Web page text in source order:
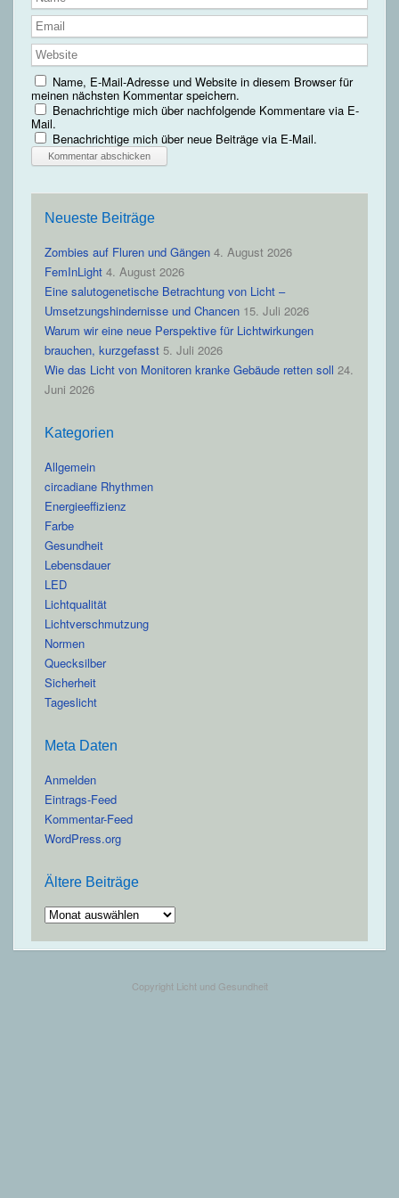
Name, E-Mail-Adresse und Website in diesem Browser für
meinen nächsten Kommentar speichern.
Benachrichtige mich über nachfolgende Kommentare via E-
Mail.
Benachrichtige mich über neue Beiträge via E-Mail.
Neueste Beiträge
Zombies auf Fluren und Gängen 4. August 2026
FemInLight 4. August 2026
Eine salutogenetische Betrachtung von Licht –
Umsetzungshindernisse und Chancen 15. Juli 2026
Warum wir eine neue Perspektive für Lichtwirkungen
brauchen, kurzgefasst 5. Juli 2026
Wie das Licht von Monitoren kranke Gebäude retten soll 24.
Juni 2026
Kategorien
Allgemein
circadiane Rhythmen
Energieeffizienz
Farbe
Gesundheit
Lebensdauer
LED
Lichtqualität
Lichtverschmutzung
Normen
Quecksilber
Sicherheit
Tageslicht
Meta Daten
Anmelden
Eintrags-Feed
Kommentar-Feed
WordPress.org
Ältere Beiträge
Ältere
Beiträge
Copyright Licht und Gesundheit